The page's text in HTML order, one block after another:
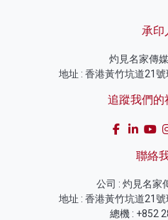
承印
灼見名家傳
地址 : 香港黃竹坑道21
追蹤我們的
聯絡
公司 : 灼見名家
地址 : 香港黃竹坑道21
總機 : +852